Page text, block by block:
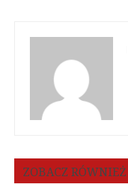
ZOBACZ RÓWNIEŻ